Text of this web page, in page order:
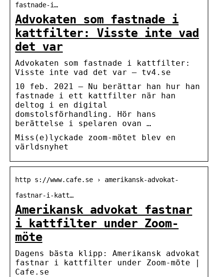
fastnade-i…
Advokaten som fastnade i
kattfilter: Visste inte vad
det var
Advokaten som fastnade i kattfilter:
Visste inte vad det var – tv4.se
10 feb. 2021 — Nu berättar han hur han
fastnade i ett kattfilter när han
deltog i en digital
domstolsförhandling. Hör hans
berättelse i spelaren ovan …
Miss(e)lyckade zoom-mötet blev en
världsnyhet
http s://www.cafe.se › amerikansk-advokat-
fastnar-i-katt…
Amerikansk advokat fastnar
i kattfilter under Zoom-
möte
Dagens bästa klipp: Amerikansk advokat
fastnar i kattfilter under Zoom-möte |
Cafe.se